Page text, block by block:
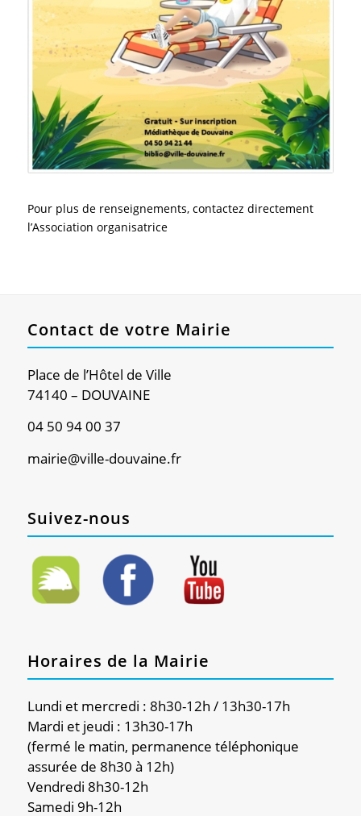
Pour plus de renseignements, contactez directement
l’Association organisatrice
Contact de votre Mairie
Place de l’Hôtel de Ville
74140 – DOUVAINE
04 50 94 00 37
mairie@ville-douvaine.fr
Suivez-nous
Horaires de la Mairie
Lundi et mercredi : 8h30-12h / 13h30-17h
Mardi et jeudi : 13h30-17h
(fermé le matin, permanence téléphonique
assurée de 8h30 à 12h)
Vendredi 8h30-12h
Samedi 9h-12h